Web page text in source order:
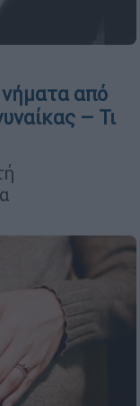
νήματα από
– Τι